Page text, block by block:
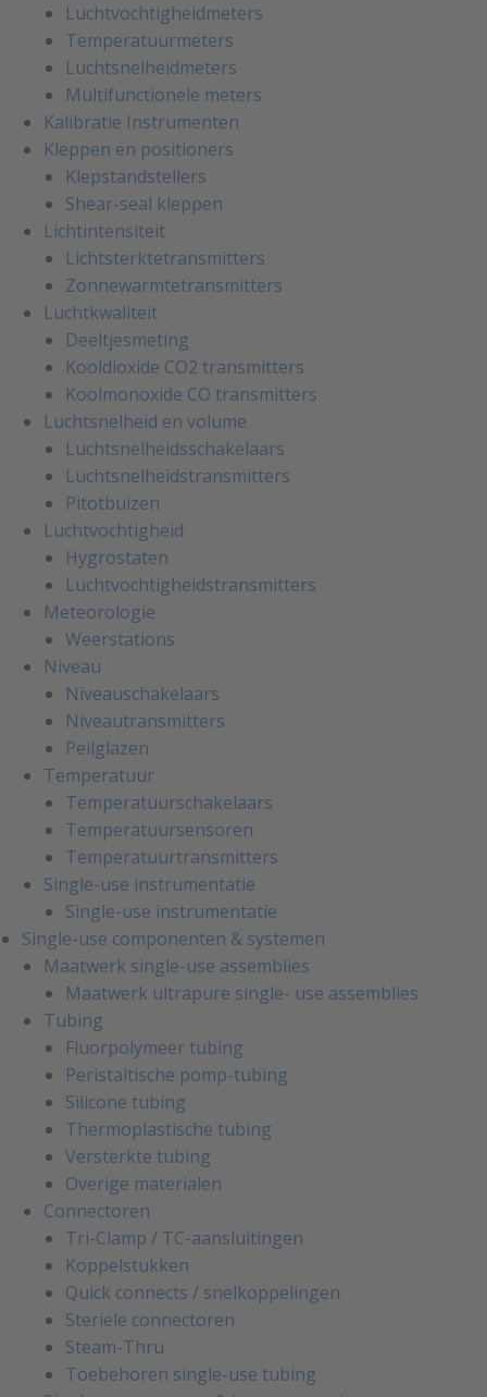
Luchtvochtigheidmeters
Temperatuurmeters
Luchtsnelheidmeters
Multifunctionele meters
Kalibratie Instrumenten
Kleppen en positioners
Klepstandstellers
Shear-seal kleppen
Lichtintensiteit
Lichtsterktetransmitters
Zonnewarmtetransmitters
Luchtkwaliteit
Deeltjesmeting
Kooldioxide CO2 transmitters
Koolmonoxide CO transmitters
Luchtsnelheid en volume
Luchtsnelheidsschakelaars
Luchtsnelheidstransmitters
Pitotbuizen
Luchtvochtigheid
Hygrostaten
Luchtvochtigheidstransmitters
Meteorologie
Weerstations
Niveau
Niveauschakelaars
Niveautransmitters
Peilglazen
Temperatuur
Temperatuurschakelaars
Temperatuursensoren
Temperatuurtransmitters
Single-use instrumentatie
Single-use instrumentatie
Single-use componenten & systemen
Maatwerk single-use assemblies
Maatwerk ultrapure single- use assemblies
Tubing
Fluorpolymeer tubing
Peristaltische pomp-tubing
Silicone tubing
Thermoplastische tubing
Versterkte tubing
Overige materialen
Connectoren
Tri-Clamp / TC-aansluitingen
Koppelstukken
Quick connects / snelkoppelingen
Steriele connectoren
Steam-Thru
Toebehoren single-use tubing